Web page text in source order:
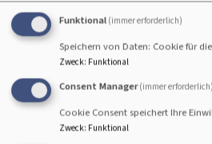
Sonntags verpasst? Kein
Die Sonntagsgedanken gibt es
auch zum Nachschauen,
Beiträge – auch die von Nina
gesammelt in der YouTube-
Nürnberg. So können Sie die
Funktional (immer erforderlich)
Speichern von Daten: Cookie für
Zweck: Funktional
Consent Manager (immer erforderlich)
Cookie Consent speichert Ihre
Zweck: Funktional